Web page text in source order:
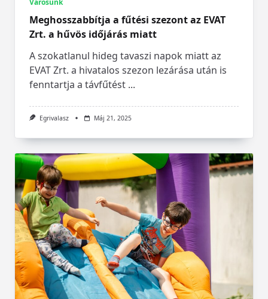
Városunk
Meghosszabbítja a fűtési szezont az EVAT
Zrt. a hűvös időjárás miatt
A szokatlanul hideg tavaszi napok miatt az
EVAT Zrt. a hivatalos szezon lezárása után is
fenntartja a távfűtést ...
Egrivalasz Máj 21, 2025